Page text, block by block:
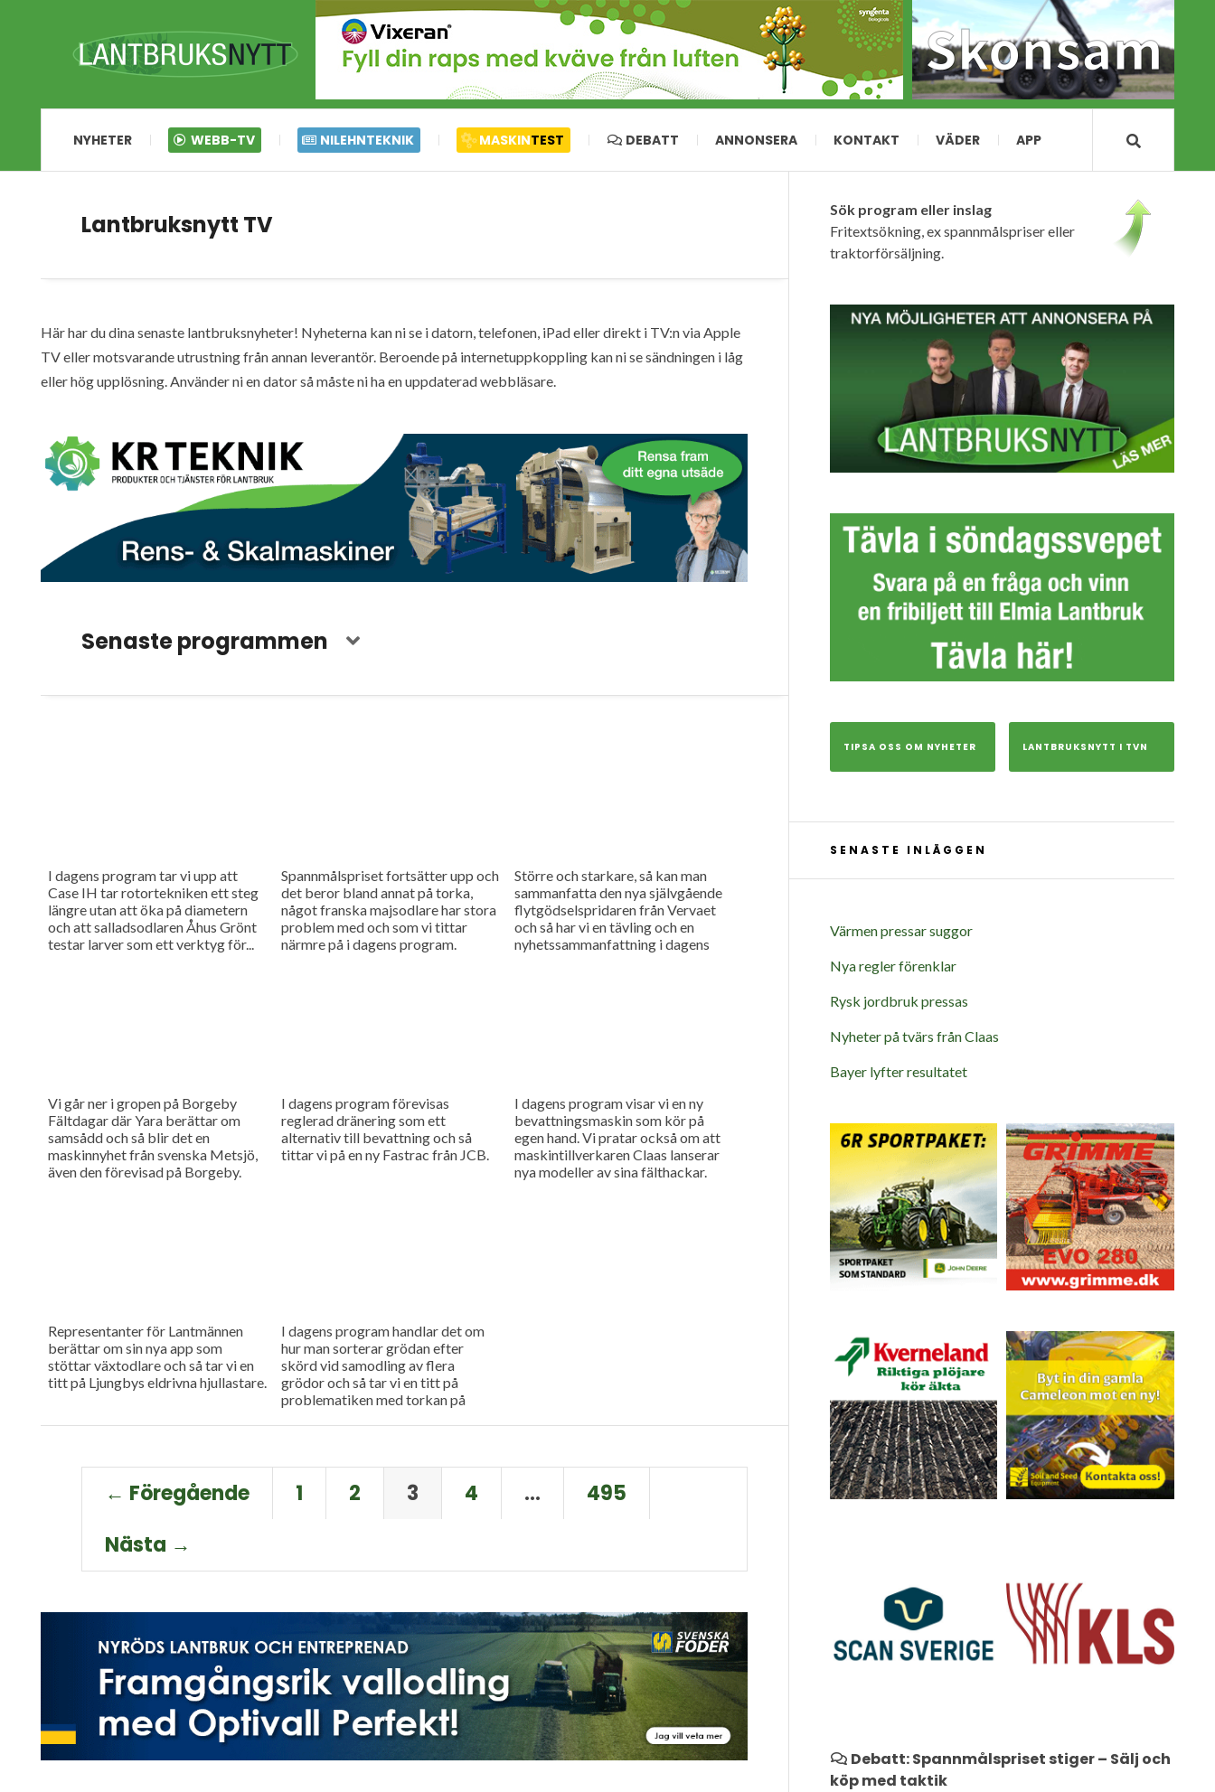
NYHETER WEBB-TV NILEHNTEKNIK MASKINTEST DEBATT ANNONSERA KONTAKT VÄDER APP
Lantbruksnytt TV
Här har du dina senaste lantbruksnyheter! Nyheterna kan ni se i datorn, telefonen, iPad eller direkt i TV:n via Apple
TV eller motsvarande utrustning från annan leverantör. Beroende på internetuppkoppling kan ni se sändningen i låg
eller hög upplösning. Använder ni en dator så måste ni ha en uppdaterad webbläsare.
Senaste programmen
I dagens program tar vi upp att
Case IH tar rotortekniken ett steg
längre utan att öka på diametern
och att salladsodlaren Åhus Grönt
testar larver som ett verktyg för...
Spannmålspriset fortsätter upp och
det beror bland annat på torka,
något franska majsodlare har stora
problem med och som vi tittar
närmre på i dagens program.
Större och starkare, så kan man
sammanfatta den nya självgående
flytgödselspridaren från Vervaet
och så har vi en tävling och en
nyhetssammanfattning i dagens
Vi går ner i gropen på Borgeby
Fältdagar där Yara berättar om
samsådd och så blir det en
maskinnyhet från svenska Metsjö,
även den förevisad på Borgeby.
I dagens program förevisas
reglerad dränering som ett
alternativ till bevattning och så
tittar vi på en ny Fastrac från JCB.
I dagens program visar vi en ny
bevattningsmaskin som kör på
egen hand. Vi pratar också om att
maskintillverkaren Claas lanserar
nya modeller av sina fälthackar.
Representanter för Lantmännen
berättar om sin nya app som
stöttar växtodlare och så tar vi en
titt på Ljungbys eldrivna hjullastare.
I dagens program handlar det om
hur man sorterar grödan efter
skörd vid samodling av flera
grödor och så tar vi en titt på
problematiken med torkan på
← Föregående 1 2 3 4 …
495
Nästa →
Sök program eller inslag
Fritextsökning, ex spannmålspriser eller
traktorförsäljning.
TIPSA OSS OM NYHETER LANTBRUKSNYTT I TVN
SENASTE INLÄGGEN
Värmen pressar suggor
Nya regler förenklar
Rysk jordbruk pressas
Nyheter på tvärs från Claas
Bayer lyfter resultatet
Debatt: Spannmålspriset stiger – Sälj och
köp med taktik